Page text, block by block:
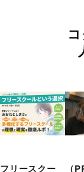
フリースクー
（